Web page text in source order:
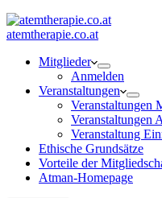
atemtherapie.co.at
Mitglieder
Anmelden
Veranstaltungen
Veranstaltungen
Veranstaltungen
Veranstaltung
Ethische Grundsätze
Vorteile der
Atman-Homepage